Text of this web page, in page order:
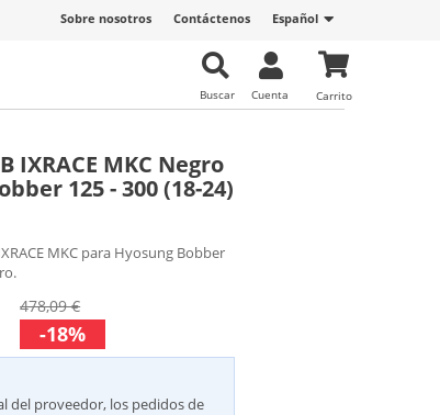
Español
Contáctenos
Sobre nosotros
Carrito
Cuenta
Buscar
IXRACE MKC Negro
125 - 300 (18-24)
MKC para Hyosung Bobber
478,09 €
-18%
del proveedor, los pedidos de